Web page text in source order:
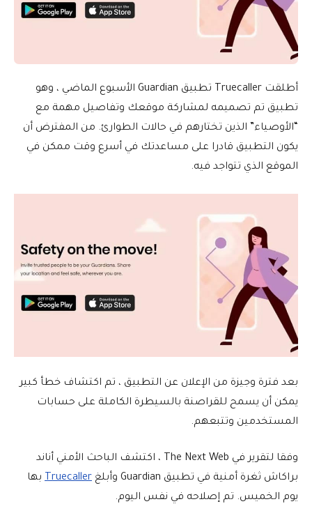
أطلقت Truecaller تطبيق Guardian الأسبوع الماضي ، وهو
تطبيق تم تصميمه لمشاركة موقعك وتفاصيل مهمة مع
“الأوصياء” الذين تختارهم في حالات الطوارئ. من المفترض أن
يكون التطبيق قادرا على مساعدتك في أسرع وقت ممكن في
الموقع الذي تتواجد فيه.
بعد فترة وجيزة من الإعلان عن التطبيق ، تم اكتشاف خطأ كبير
يمكن أن يسمح للقراصنة بالسيطرة الكاملة على حسابات
المستخدمين وتتبعهم.
وفقا لتقرير في The Next Web ، اكتشف الباحث الأمني أناند
براكاش ثغرة أمنية في تطبيق Guardian وأبلغ
Truecaller بها
يوم الخميس. تم إصلاحه في نفس اليوم.